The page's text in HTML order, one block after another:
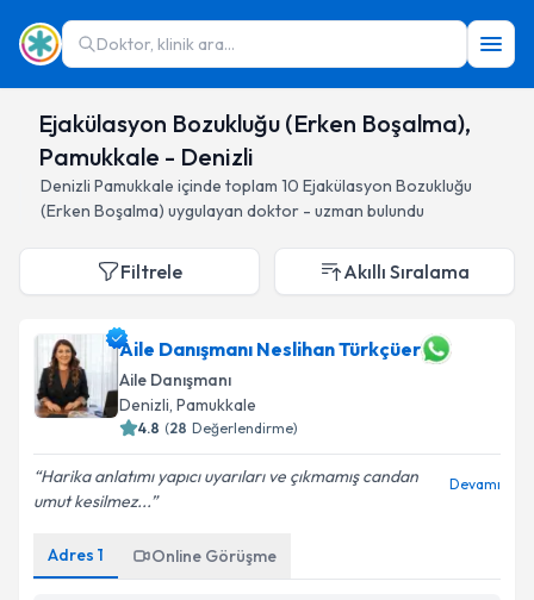
Doktor, klinik ara...
Ejakülasyon Bozukluğu (Erken Boşalma),
Pamukkale - Denizli
Denizli Pamukkale içinde toplam 10 Ejakülasyon Bozukluğu
(Erken Boşalma) uygulayan doktor - uzman bulundu
Filtrele Akıllı Sıralama
Aile Danışmanı Neslihan Türkçüer
Aile Danışmanı
Denizli, Pamukkale
4.8 (28 Değerlendirme)
Harika anlatımı yapıcı uyarıları ve çıkmamış candan
umut kesilmez...
Devamı
Adres 1 Online Görüşme